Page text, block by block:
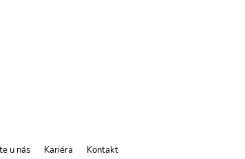
u nás Kariéra Kontakt